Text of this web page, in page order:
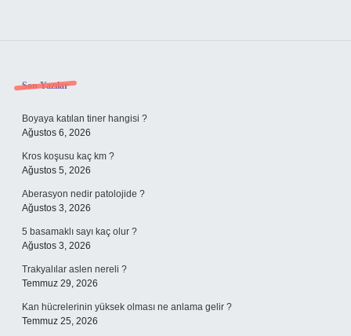
Sidebar
Son Yazılar
Boyaya katılan tiner hangisi ?
Ağustos 6, 2026
Kros koşusu kaç km ?
Ağustos 5, 2026
Aberasyon nedir patolojide ?
Ağustos 3, 2026
5 basamaklı sayı kaç olur ?
Ağustos 3, 2026
Trakyalılar aslen nereli ?
Temmuz 29, 2026
Kan hücrelerinin yüksek olması ne anlama gelir ?
Temmuz 25, 2026